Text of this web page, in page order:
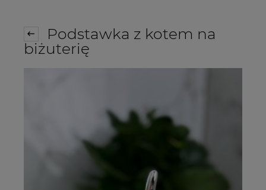
Podstawka z kotem na
biżuterię